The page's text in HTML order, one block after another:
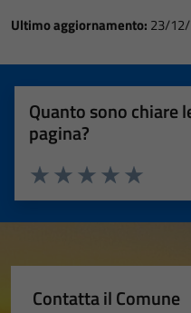
Ultimo aggiornamento: 23/
Quanto sono chiare
pagina?
Valuta 5
Valuta 4 stelle
Valuta 3 stelle su 5
Valuta 2 stelle su 5
Valuta 1 stelle su 5
Contatta il Comune